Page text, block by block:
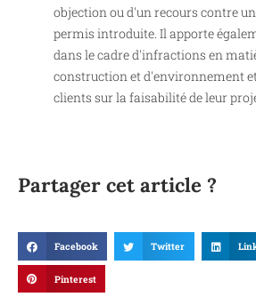
objection ou d'un recours contre
permis introduite. Il apporte
dans le cadre d'infractions en
construction et d'environnement
clients sur la faisabilité de leur
Partager cet article ?
Facebook Twitter
Pinterest